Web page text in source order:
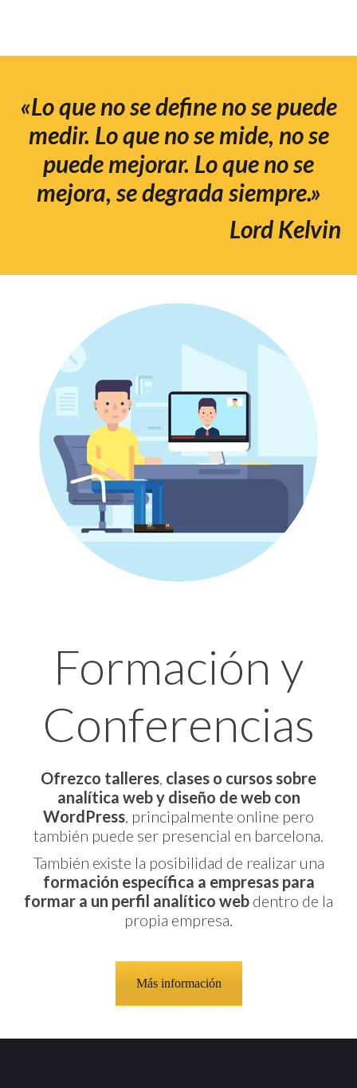
«Lo que no se define no se puede
medir. Lo que no se mide, no se
puede mejorar. Lo que no se
mejora, se degrada siempre.»
Lord Kelvin
Formación y
Conferencias
Ofrezco talleres clases o cursos sobre
analítica web y diseño de web con
WordPress , principalmente online pero
también puede ser presencial en barcelona.
También existe la posibilidad de realizar una
formación específica a empresas para
formar a un perfil analítico web dentro de la
propia empresa.
Más información